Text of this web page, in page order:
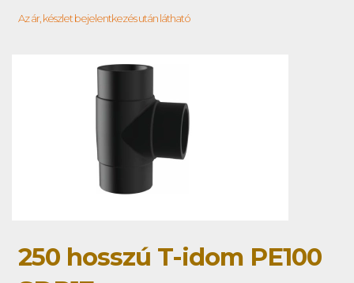
Az ár, készlet bejelentkezés után látható
250 hosszú T-idom PE100